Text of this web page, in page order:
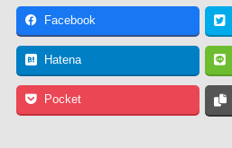
Facebook
Hatena
Pocket